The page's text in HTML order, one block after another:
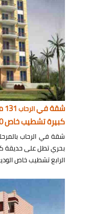
شقة فيالرحاب
كبيرة تشطيب خاص 7,000 ج
شقة في الرحاب
الرابع تشطيب خاص الوديعة